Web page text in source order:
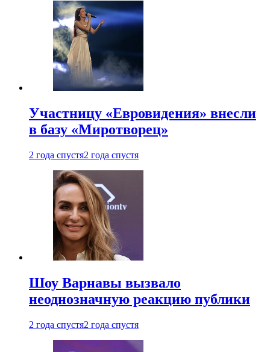
Участницу «Евровидения» внесли
в базу «Миротворец»
2 года спустя2 года спустя
Шоу Варнавы вызвало
неоднозначную реакцию публики
2 года спустя2 года спустя